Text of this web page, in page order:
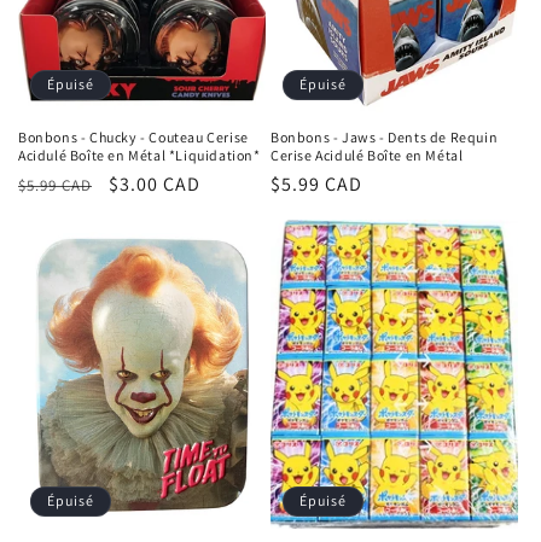
Épuisé
Bonbons - Chucky - Couteau Cerise
Acidulé Boîte en Métal *Liquidation*
Prix
$5.99 CAD
Prix
$3.00 CAD
Épuisé
Bonbons - Jaws - Dents de Requin
Cerise Acidulé Boîte en Métal
Prix
$5.99 CAD
Épuisé Épuisé